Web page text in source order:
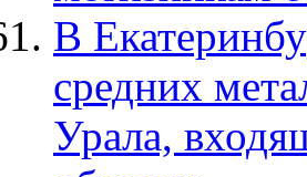
В
средних
Урала,